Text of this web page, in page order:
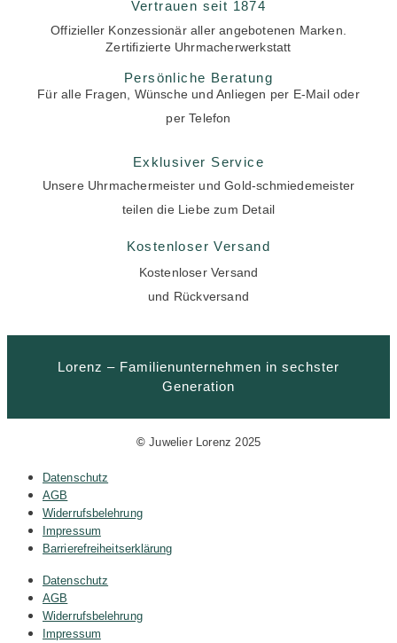
Vertrauen seit 1874
Offizieller Konzessionär aller angebotenen Marken.
Zertifizierte Uhrmacherwerkstatt
Persönliche Beratung
Für alle Fragen, Wünsche und Anliegen per E-Mail oder
per Telefon
Exklusiver Service
Unsere Uhrmachermeister und Gold-schmiedemeister
teilen die Liebe zum Detail
Kostenloser Versand
Kostenloser Versand
und Rückversand
Lorenz – Familienunternehmen in sechster
Generation
© Juwelier Lorenz 2025
Datenschutz
AGB
Widerrufsbelehrung
Impressum
Barrierefreiheitserklärung
Datenschutz
AGB
Widerrufsbelehrung
Impressum